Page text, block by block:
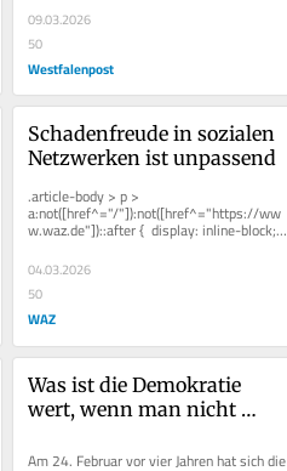
09.03.2026
50
Westfalenpost
Schadenfreude in sozialen
Netzwerken ist unpassend
.article-body > p >
a:not([href^="/"]):not([href^="https://ww
w.waz.de"])::after {  display: inline-block;
width: 0.8em;  height:...
04.03.2026
50
WAZ
Was ist die Demokratie
wert, wenn man nicht
verteidigen?
Am 24. Februar vor vier Jahren hat sich die